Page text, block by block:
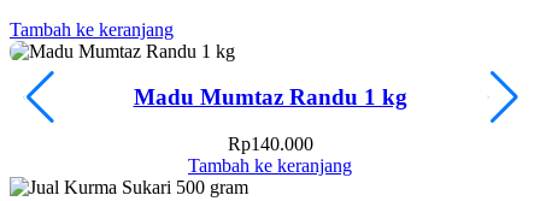
Tambah ke keranjang
Madu Mumtaz Randu 1 kg
Rp140.000
Tambah ke keranjang